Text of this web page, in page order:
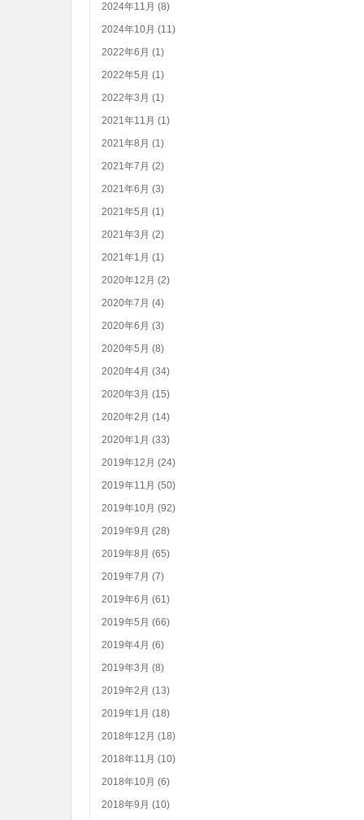
2024年11月 (8)
2024年10月 (11)
2022年6月 (1)
2022年5月 (1)
2022年3月 (1)
2021年11月 (1)
2021年8月 (1)
2021年7月 (2)
2021年6月 (3)
2021年5月 (1)
2021年3月 (2)
2021年1月 (1)
2020年12月 (2)
2020年7月 (4)
2020年6月 (3)
2020年5月 (8)
2020年4月 (34)
2020年3月 (15)
2020年2月 (14)
2020年1月 (33)
2019年12月 (24)
2019年11月 (50)
2019年10月 (92)
2019年9月 (28)
2019年8月 (65)
2019年7月 (7)
2019年6月 (61)
2019年5月 (66)
2019年4月 (6)
2019年3月 (8)
2019年2月 (13)
2019年1月 (18)
2018年12月 (18)
2018年11月 (10)
2018年10月 (6)
2018年9月 (10)